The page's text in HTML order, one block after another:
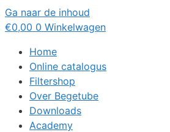
Ga naar de inhoud
€0,00 0 Winkelwagen
Home
Online catalogus
Filtershop
Over Begetube
Downloads
Academy